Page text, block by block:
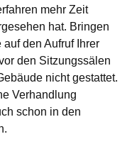
mehr Zeit
hat. Bringen
den Aufruf Ihrer
den Sitzungssälen
nicht gestattet.
Verhandlung
schon in den